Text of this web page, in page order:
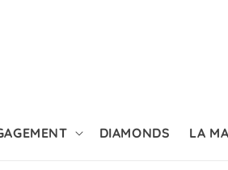
DIAMONDS LA